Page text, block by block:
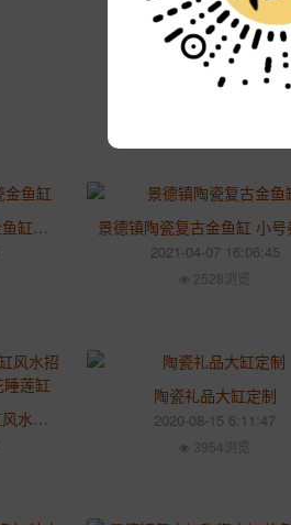
3353浏览
景德镇手绘松鹤延年陶瓷金鱼缸 大号养乌龟水缸 庭院造景睡莲缸荷花盆
2021-04-07 16:06:45
2528浏览
景德镇陶瓷庭院大缸金鱼缸风水招财流水摆件客厅特大号荷花睡莲缸
陶瓷礼品大缸定制
2020-08-15 6:11:47
3954浏览